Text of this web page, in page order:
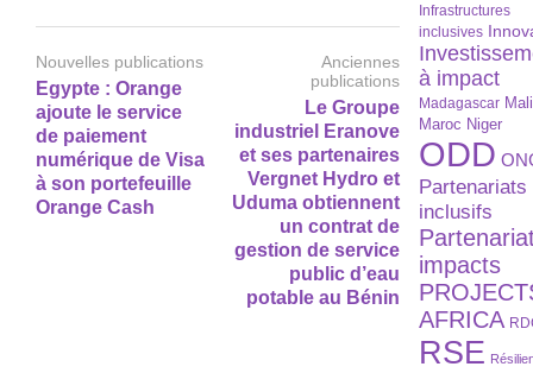
Nouvelles publications
Egypte : Orange
ajoute le service
de paiement
numérique de Visa
à son portefeuille
Orange Cash
Anciennes
publications
Le Groupe
industriel Eranove
et ses partenaires
Vergnet Hydro et
Uduma obtiennent
un contrat de
gestion de service
public d’eau
potable au Bénin
Infrastructures
inclusives
à impact
Madagascar Mali
Maroc Niger
ODD
Partenariats
inclusifs
impacts
AFRICA
RSE